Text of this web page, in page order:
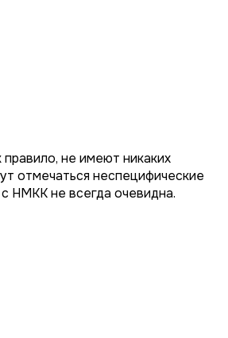
не имеют никаких
отмечаться неспецифические
НМКК не всегда очевидна.